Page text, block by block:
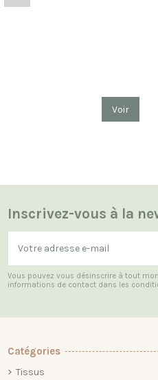
Voir
Inscrivez-vous à la
Vous pouvez vous désinscrire à tout
informations de contact dans les
Catégories
Tissus